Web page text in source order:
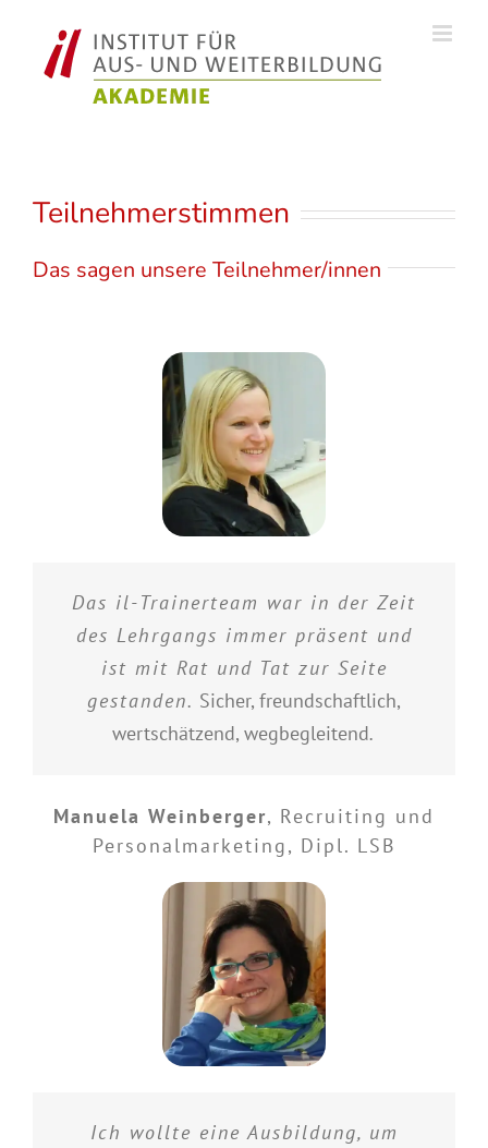
Teilnehmerstimmen
Das sagen unsere Teilnehmer/innen
Das il-Trainerteam war in der Zeit
des Lehrgangs immer präsent und
ist mit Rat und Tat zur Seite
gestanden. Sicher, freundschaftlich,
wertschätzend, wegbegleitend.
Manuela Weinberger, Recruiting und
Personalmarketing, Dipl. LSB
Ich wollte eine Ausbildung, um